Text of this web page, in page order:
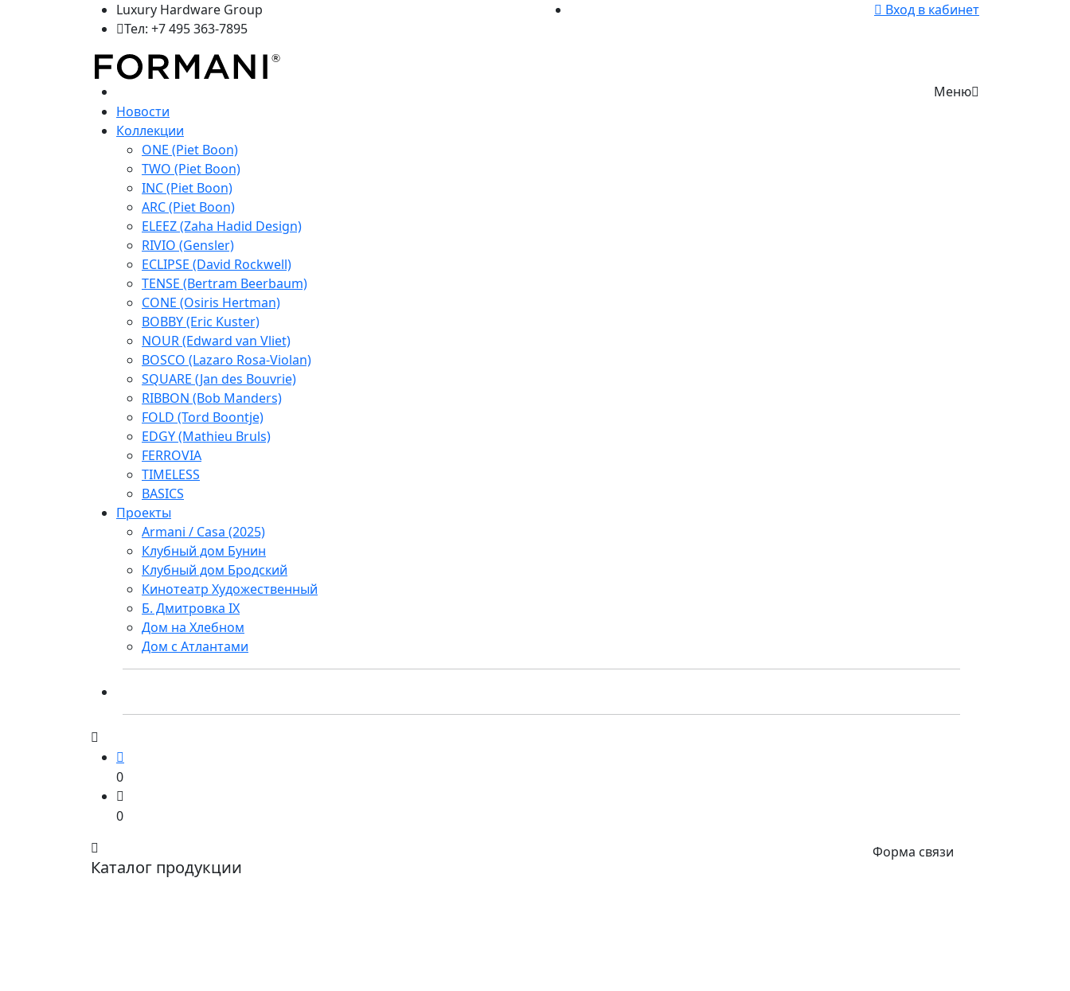
Luxury Hardware Group
Тел: +7 495 363-7895
Вход в кабинет
Меню
Новости
Коллекции
ONE (Piet Boon)
TWO (Piet Boon)
INC (Piet Boon)
ARC (Piet Boon)
ELEEZ (Zaha Hadid Design)
RIVIO (Gensler)
ECLIPSE (David Rockwell)
TENSE (Bertram Beerbaum)
CONE (Osiris Hertman)
BOBBY (Eric Kuster)
NOUR (Edward van Vliet)
BOSCO (Lazaro Rosa-Violan)
SQUARE (Jan des Bouvrie)
RIBBON (Bob Manders)
FOLD (Tord Boontje)
EDGY (Mathieu Bruls)
FERROVIA
TIMELESS
BASICS
Проекты
Armani / Casa (2025)
Клубный дом Бунин
Клубный дом Бродский
Кинотеатр Художественный
Б. Дмитровка IX
Дом на Хлебном
Дом с Атлантами
0
0
Каталог продукции
Форма связи